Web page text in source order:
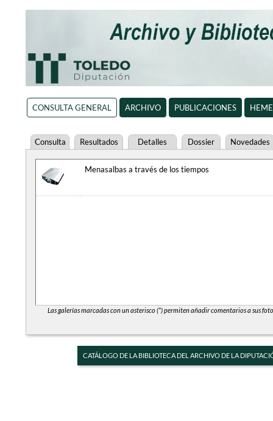
CONSULTA GENERAL ARCHIVO PUBLICACIONES
Consulta Resultados Detalles Dossier Novedades
Menasalbas a través de los tiempos
Las galerías marcadas con un asterisco (*) permiten añadir comentarios a sus
CATÁLOGO DE LA BIBLIOTECA DEL ARCHIVO DE LA